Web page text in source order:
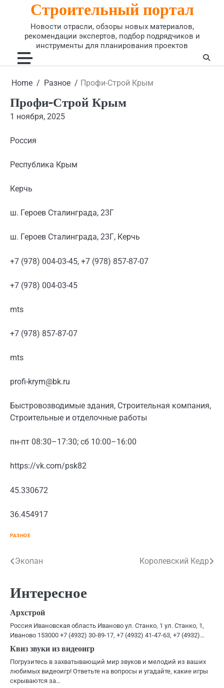
Строительный портал
Новости отрасли, обзоры новых материалов,
рекомендации экспертов, подбор подрядчиков и
инструменты для планирования проектов
Home Разное Профи-Строй Крым
Профи-Строй Крым
1 ноября, 2025
Россия
Республика Крым
Керчь
ш. Героев Сталинграда, 23Г
ш. Героев Сталинграда, 23Г, Керчь
+7 (978) 004-03-45, +7 (978) 857-87-07
+7 (978) 004-03-45
mts
+7 (978) 857-87-07
mts
profi-krym@bk.ru
Быстровозводимые здания, Строительная компания,
Строительные и отделочные работы
пн-пт 08:30–17:30; сб 10:00–16:00
https://vk.com/psk82
45.330672
36.454917
РАЗНОЕ
Навигация
записям
Экопан Королевский Кедр
Интересное
Архстрой
Россия Ивановская область Иваново ул. Станко, 1 ул. Станко, 1,
Иваново 153000 +7 (4932) 30-89-17, +7 (4932) 41-47-63, +7 (4932)…
Квиз звуки из видеоигр
Погрузитесь в захватывающий мир звуков и мелодий из ваших
любимых видеоигр! Ответьте на вопросы и угадайте, какие игры
скрываются за…